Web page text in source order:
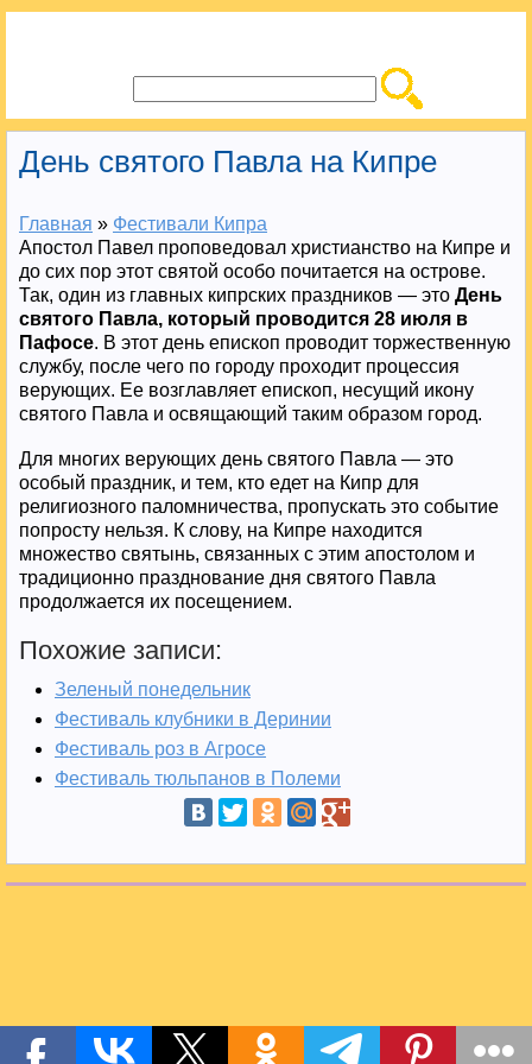
День святого Павла на Кипре
Главная » Фестивали Кипра
Апостол Павел проповедовал христианство на Кипре и
до сих пор этот святой особо почитается на острове.
Так, один из главных кипрских праздников — это День
святого Павла, который проводится 28 июля в
Пафосе. В этот день епископ проводит торжественную
службу, после чего по городу проходит процессия
верующих. Ее возглавляет епископ, несущий икону
святого Павла и освящающий таким образом город.
Для многих верующих день святого Павла — это
особый праздник, и тем, кто едет на Кипр для
религиозного паломничества, пропускать это событие
попросту нельзя. К слову, на Кипре находится
множество святынь, связанных с этим апостолом и
традиционно празднование дня святого Павла
продолжается их посещением.
Похожие записи:
Зеленый понедельник
Фестиваль клубники в Деринии
Фестиваль роз в Агросе
Фестиваль тюльпанов в Полеми